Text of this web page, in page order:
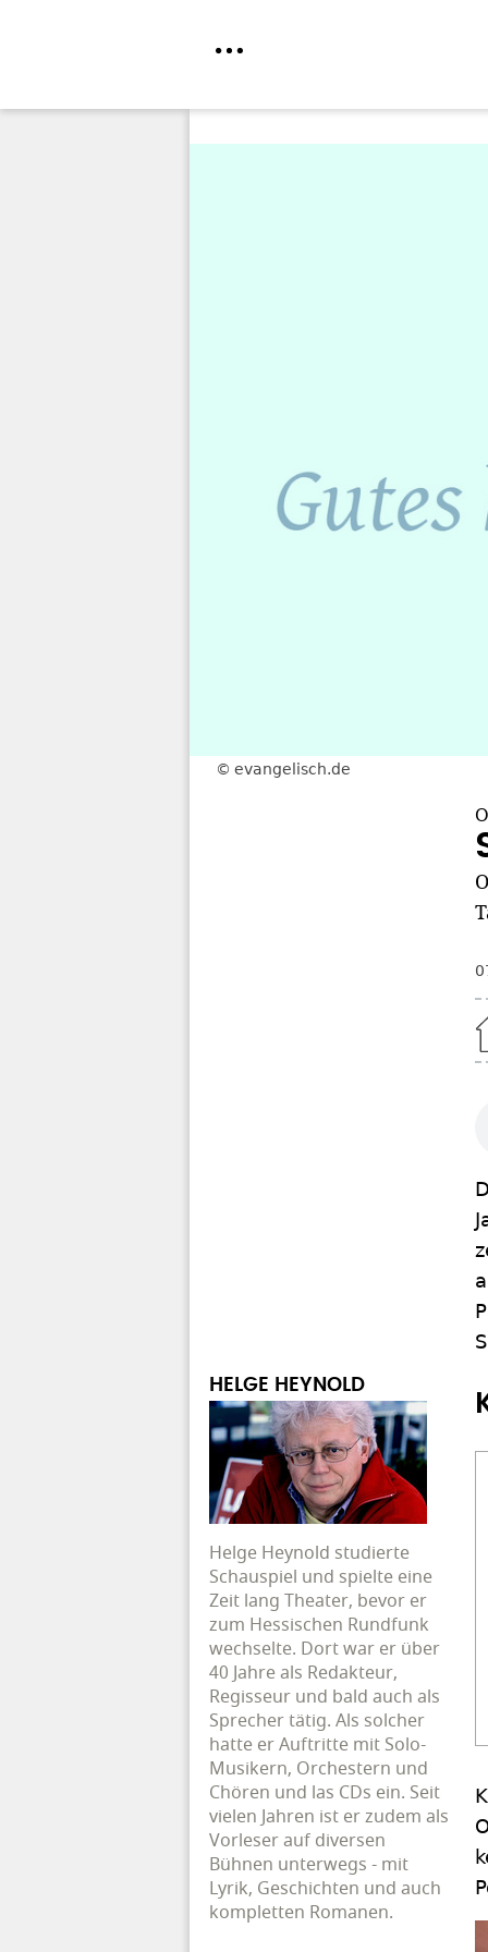
evangelisch.de
HELGE HEYNOLD
Helge Heynold studierte
Schauspiel und spielte eine
Zeit lang Theater, bevor er
zum Hessischen Rundfunk
wechselte. Dort war er über
40 Jahre als Redakteur,
Regisseur und bald auch als
Sprecher tätig. Als solcher
hatte er Auftritte mit Solo-
Musikern, Orchestern und
Chören und las CDs ein. Seit
vielen Jahren ist er zudem als
Vorleser auf diversen
Bühnen unterwegs - mit
Lyrik, Geschichten und auch
kompletten Romanen.